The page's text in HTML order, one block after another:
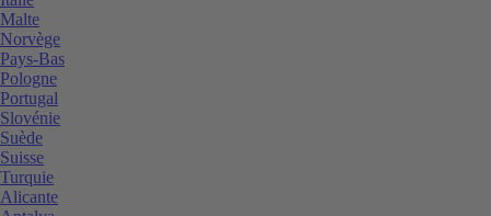
Malte
Norvège
Pays-Bas
Pologne
Portugal
Slovénie
Suède
Suisse
Turquie
Alicante